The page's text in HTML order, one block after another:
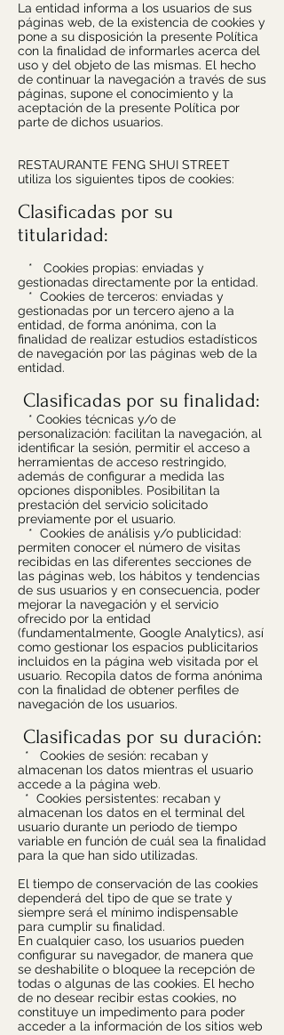
La entidad informa a los usuarios de sus
páginas web, de la existencia de cookies y
pone a su disposición la presente Política
con la finalidad de informarles acerca del
uso y del objeto de las mismas. El hecho
de continuar la navegación a través de sus
páginas, supone el conocimiento y la
aceptación de la presente Política por
parte de dichos usuarios.
RESTAURANTE FENG SHUI STREET
utiliza los siguientes tipos de cookies:
Clasificadas por su
titularidad:
* Cookies propias: enviadas y
gestionadas directamente por la entidad.
* Cookies de terceros: enviadas y
gestionadas por un tercero ajeno a la
entidad, de forma anónima, con la
finalidad de realizar estudios estadísticos
de navegación por las páginas web de la
entidad.
Clasificadas por su finalidad:
* Cookies técnicas y/o de
personalización: facilitan la navegación, al
identificar la sesión, permitir el acceso a
herramientas de acceso restringido,
además de configurar a medida las
opciones disponibles. Posibilitan la
prestación del servicio solicitado
previamente por el usuario.
* Cookies de análisis y/o publicidad:
permiten conocer el número de visitas
recibidas en las diferentes secciones de
las páginas web, los hábitos y tendencias
de sus usuarios y en consecuencia, poder
mejorar la navegación y el servicio
ofrecido por la entidad
(fundamentalmente, Google Analytics), así
como gestionar los espacios publicitarios
incluidos en la página web visitada por el
usuario. Recopila datos de forma anónima
con la finalidad de obtener perfiles de
navegación de los usuarios.
Clasificadas por su duración:
* Cookies de sesión: recaban y
almacenan los datos mientras el usuario
accede a la página web.
* Cookies persistentes: recaban y
almacenan los datos en el terminal del
usuario durante un periodo de tiempo
variable en función de cuál sea la finalidad
para la que han sido utilizadas.
El tiempo de conservación de las cookies
dependerá del tipo de que se trate y
siempre será el mínimo indispensable
para cumplir su finalidad.
En cualquier caso, los usuarios pueden
configurar su navegador, de manera que
se deshabilite o bloquee la recepción de
todas o algunas de las cookies. El hecho
de no desear recibir estas cookies, no
constituye un impedimento para poder
acceder a la información de los sitios web